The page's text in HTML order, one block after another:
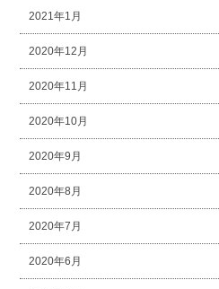
2021年1月
2020年12月
2020年11月
2020年10月
2020年9月
2020年8月
2020年7月
2020年6月